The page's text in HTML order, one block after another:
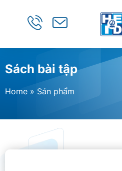
Sách bài tập
Home » Sản phẩm